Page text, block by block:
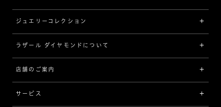
婚約指輪（エンゲージリング）
[素材から選ぶ]
プラチナ
イエローゴールド
ジュエリーコレクション
ジュエリーコレクショントップ
ジュエリー一覧
リング
ラザール ダイヤモンドについて
ラザール ダイヤモンドについて
品質
店舗のご案内
サービス